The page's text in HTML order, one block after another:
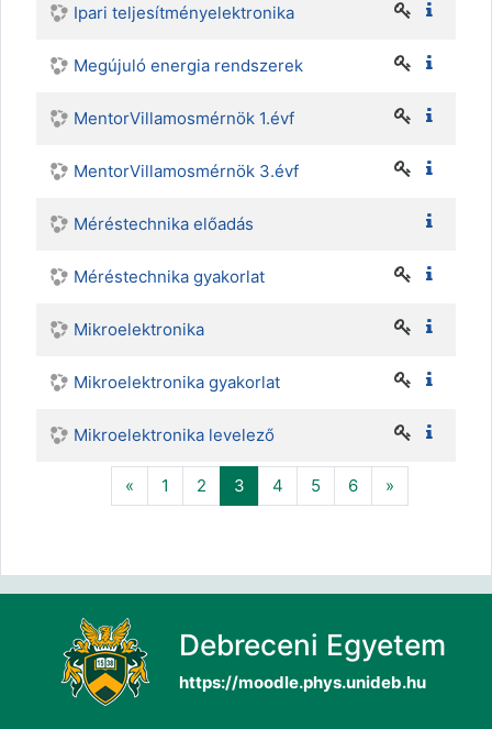
Ipari teljesítményelektronika
Megújuló energia rendszerek
MentorVillamosmérnök 1.évf
MentorVillamosmérnök 3.évf
Méréstechnika előadás
Méréstechnika gyakorlat
Mikroelektronika
Mikroelektronika gyakorlat
Mikroelektronika levelező
« Előző1 2 3 (aktuális)
4 5 6 »
Debreceni Egyetem
https://moodle.phys.unideb.hu